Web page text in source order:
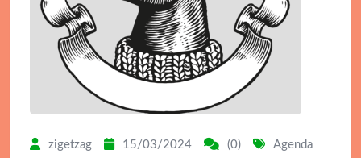
zigetzag 15/03/2024 (0) Agenda